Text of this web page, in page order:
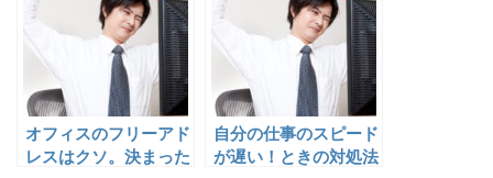
オフィスのフリーアド
レスはクソ。決まった
自分の仕事のスピード
が遅い！ときの対処法